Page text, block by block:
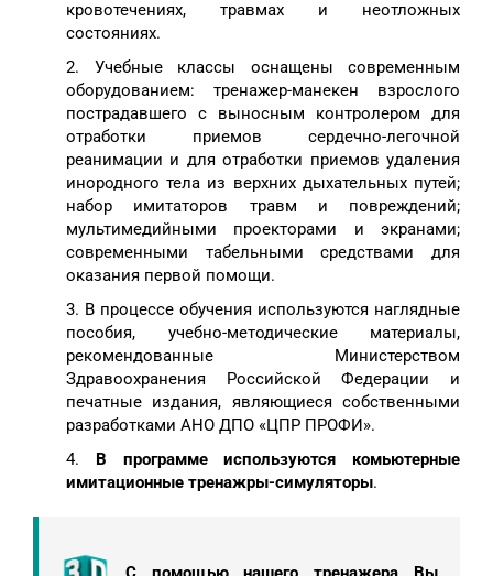
кровотечениях, травмах и неотложных
состояниях.
2. Учебные классы оснащены современным
оборудованием: тренажер-манекен взрослого
пострадавшего с выносным контролером для
отработки приемов сердечно-легочной
реанимации и для отработки приемов удаления
инородного тела из верхних дыхательных путей;
набор имитаторов травм и повреждений;
мультимедийными проекторами и экранами;
современными табельными средствами для
оказания первой помощи.
3. В процессе обучения используются наглядные
пособия, учебно-методические материалы,
рекомендованные Министерством
Здравоохранения Российской Федерации и
печатные издания, являющиеся собственными
разработками АНО ДПО «ЦПР ПРОФИ».
4. В программе используются комьютерные
имитационные тренажры-симуляторы.